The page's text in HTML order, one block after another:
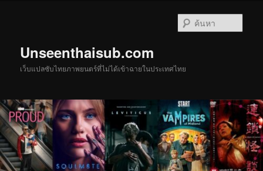
Unseenthaisub.com
เว็บแปลซับไทยภาพยนตร์ที่ไม่ได้เข้าฉายในประเทศไทย